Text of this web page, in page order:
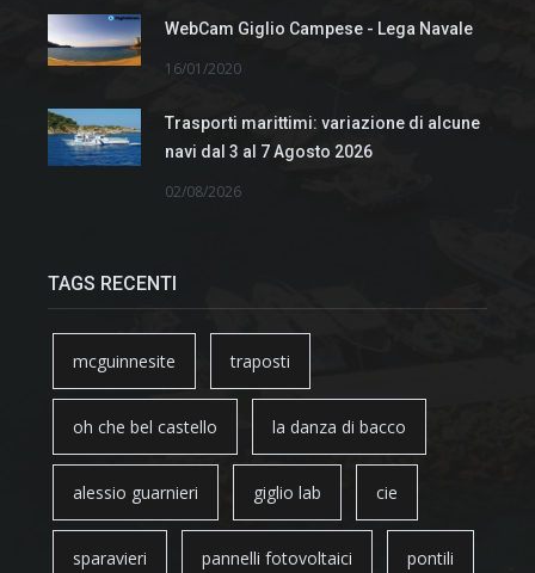
WebCam Giglio Campese - Lega Navale
16/01/2020
Trasporti marittimi: variazione di alcune
navi dal 3 al 7 Agosto 2026
02/08/2026
TAGS RECENTI
mcguinnesite traposti
oh che bel castello la danza di bacco
alessio guarnieri giglio lab cie
sparavieri pannelli fotovoltaici pontili